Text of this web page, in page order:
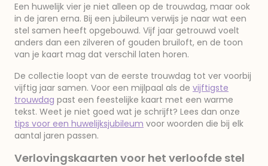
Een huwelijk vier je niet alleen op de trouwdag, maar ook
in de jaren erna. Bij een jubileum verwijs je naar wat een
stel samen heeft opgebouwd. Vijf jaar getrouwd voelt
anders dan een zilveren of gouden bruiloft, en de toon
van je kaart mag dat verschil laten horen.
De collectie loopt van de eerste trouwdag tot ver voorbij
vijftig jaar samen. Voor een mijlpaal als de vijftigste
trouwdag past een feestelijke kaart met een warme
tekst. Weet je niet goed wat je schrijft? Lees dan onze
tips voor een huwelijksjubileum voor woorden die bij elk
aantal jaren passen.
Verlovingskaarten voor het verloofde stel